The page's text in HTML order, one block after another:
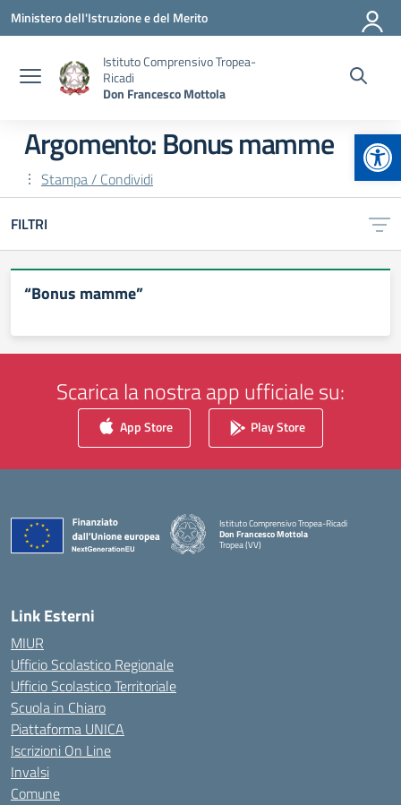
Vai ai contenuti
Vai al menu di navigazione
Vai al footer
Ministero dell'Istruzione e del Merito
Istituto Comprensivo Tropea-
Ricadi
Don Francesco Mottola
Argomento: Bonus mamme
Stampa / Condividi
FILTRI
“Bonus mamme”
Scarica la nostra app ufficiale su:
App Store Play Store
Istituto Comprensivo Tropea-Ricadi
Don Francesco Mottola
Tropea (VV)
— Visita la pagina iniziale della scuola
Link Esterni
MIUR
Ufficio Scolastico Regionale
Ufficio Scolastico Territoriale
Scuola in Chiaro
Piattaforma UNICA
Iscrizioni On Line
Invalsi
Comune